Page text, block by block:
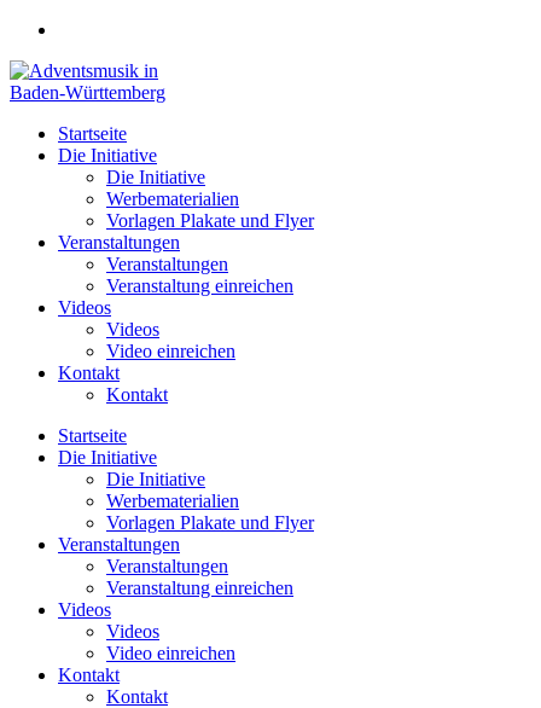
Zum
springen
Startseite
Die Initiative
Die Initiative
Werbematerialien
Vorlagen Plakate und Flyer
Veranstaltungen
Veranstaltungen
Veranstaltung einreichen
Videos
Videos
Video einreichen
Kontakt
Kontakt
Startseite
Die Initiative
Die Initiative
Werbematerialien
Vorlagen Plakate und Flyer
Veranstaltungen
Veranstaltungen
Veranstaltung einreichen
Videos
Videos
Video einreichen
Kontakt
Kontakt